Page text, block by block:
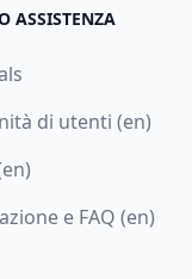
ASSISTENZA
di utenti (en)
e FAQ (en)